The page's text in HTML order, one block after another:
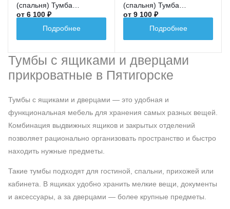
(спальня) Тумба
прикроватная
от 6 100 ₽
Подробнее
(спальня) Тумба
прикроватная
от 9 100 ₽
Подробнее
Тумбы с ящиками и дверцами
прикроватные в Пятигорске
Тумбы с ящиками и дверцами — это удобная и
функциональная мебель для хранения самых разных вещей.
Комбинация выдвижных ящиков и закрытых отделений
позволяет рационально организовать пространство и быстро
находить нужные предметы.
Такие тумбы подходят для гостиной, спальни, прихожей или
кабинета. В ящиках удобно хранить мелкие вещи, документы
и аксессуары, а за дверцами — более крупные предметы.